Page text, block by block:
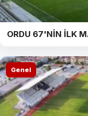
ORDU 67'NİN İLK
Genel